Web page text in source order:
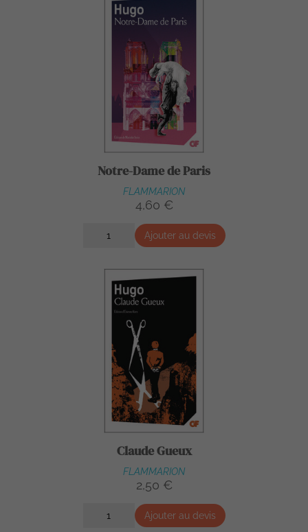
Notre-Dame de Paris
FLAMMARION
4,60 €
Ajouter au devis
Claude Gueux
FLAMMARION
2,50 €
Ajouter au devis